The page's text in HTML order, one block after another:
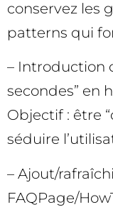
conservez les
patterns qui
– Introduction
secondes” en
Objectif : être
séduire
– Ajout/
FAQPage/